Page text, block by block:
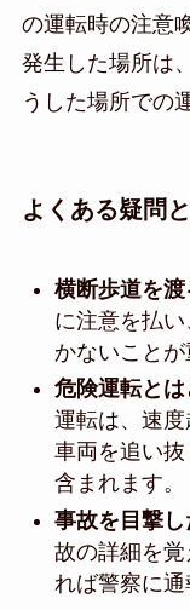
の運転時の注意
発生した場所は
うした場所での
よくある疑問
横断歩道を渡
に注意を払
かないことが
危険運転と
運転は、速
車両を追い
含まれます。
事故を目撃
故の詳細を
れば警察に通